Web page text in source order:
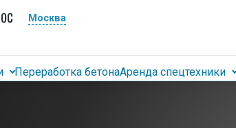
Москва
Переработка бетонаАренда спецтехники